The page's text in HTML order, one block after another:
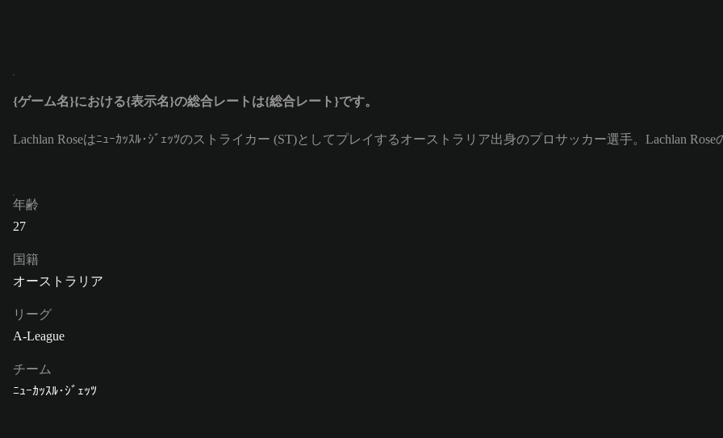
{ゲーム名}における{表示名}の総合レートは{総合レート}です。
Lachlan Roseはﾆｭｰｶｯｽﾙ･ｼﾞｪｯﾂのストライカー (ST)としてプレイするオーストラリア出身のプロサッカー選手。Lachlan Rose
年齢
27
国籍
オーストラリア
リーグ
A-League
チーム
ﾆｭｰｶｯｽﾙ･ｼﾞｪｯﾂ